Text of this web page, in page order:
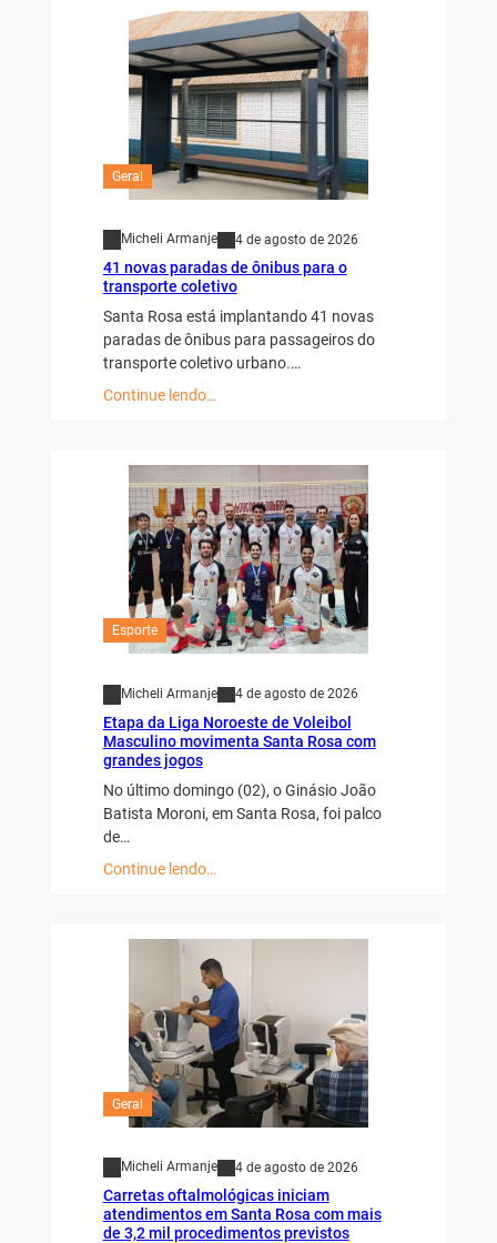
Geral
Micheli Armanje 4 de agosto de 2026
41 novas paradas de ônibus para o
transporte coletivo
Santa Rosa está implantando 41 novas
paradas de ônibus para passageiros do
transporte coletivo urbano.…
Continue lendo…
Esporte
Micheli Armanje 4 de agosto de 2026
Etapa da Liga Noroeste de Voleibol
Masculino movimenta Santa Rosa com
grandes jogos
No último domingo (02), o Ginásio João
Batista Moroni, em Santa Rosa, foi palco
de…
Continue lendo…
Geral
Micheli Armanje 4 de agosto de 2026
Carretas oftalmológicas iniciam
atendimentos em Santa Rosa com mais
de 3,2 mil procedimentos previstos